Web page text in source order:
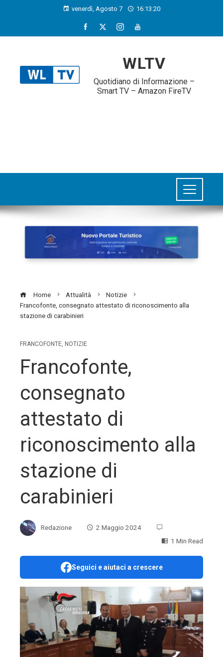
venerdì, Agosto 7 16:13:21
WLTV
Quotidiano di Informazione –
Smart TV – Amazon FireTV
Home Attualità
Notizie
Francofonte, consegnato attestato di riconoscimento alla
stazione di carabinieri
FRANCOFONTE, NOTIZIE
Francofonte,
consegnato
attestato di
riconoscimento alla
stazione di
carabinieri
Redazione
2 Maggio 2024
1 Min Read
Seguici e aiutaci a crescere